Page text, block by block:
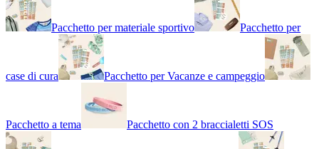
Pacchetto per materiale sportivo Pacchetto per
case di cura Pacchetto per Vacanze e campeggio
Pacchetto a tema Pacchetto con 2 braccialetti SOS